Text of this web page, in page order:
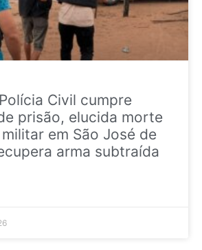
Civil cumpre
prisão, elucida morte
em São José de
arma subtraída